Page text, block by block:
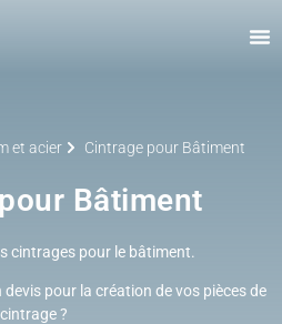
et acier Cintrage pour Bâtiment
Bâtiment
cintrages pour le bâtiment.
pour la création de vos pièces de
cintrage ?